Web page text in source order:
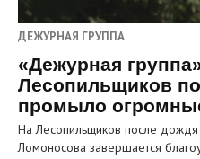
ДЕЖУРНАЯ ГРУППА
«Дежурная
Лесопильщиков
промыло
На Лесопильщиков после
Ломоносова завершается